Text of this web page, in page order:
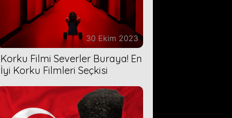
30 Ekim 2023
Korku Filmi Severler Buraya! En
İyi Korku Filmleri Seçkisi